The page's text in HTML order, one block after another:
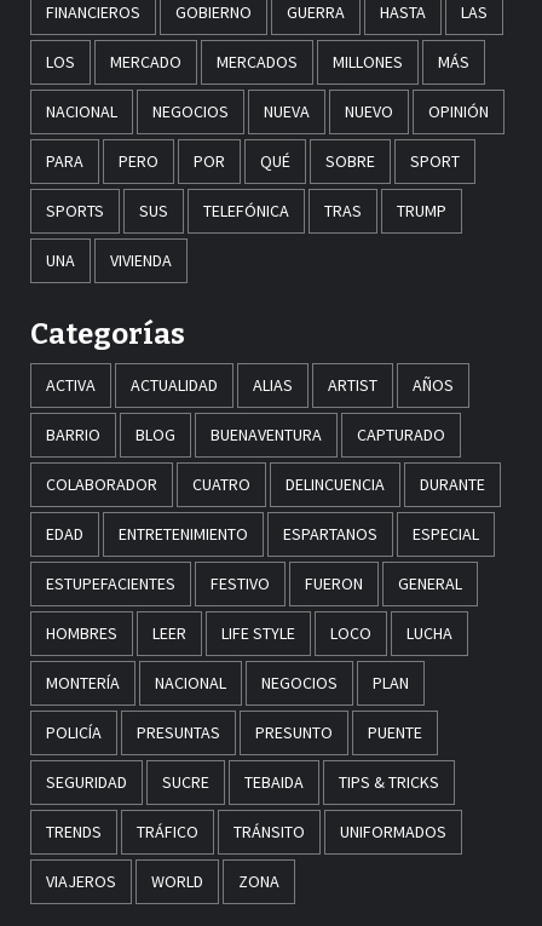
FINANCIEROS GOBIERNO GUERRA HASTA LAS
LOS MERCADO MERCADOS MILLONES MÁS
NACIONAL NEGOCIOS NUEVA NUEVO OPINIÓN
PARA PERO POR QUÉ SOBRE SPORT
SPORTS SUS TELEFÓNICA TRAS TRUMP
UNA VIVIENDA
Categorías
ACTIVA ACTUALIDAD ALIAS ARTIST AÑOS
BARRIO BLOG BUENAVENTURA CAPTURADO
COLABORADOR CUATRO DELINCUENCIA DURANTE
EDAD ENTRETENIMIENTO ESPARTANOS ESPECIAL
ESTUPEFACIENTES FESTIVO FUERON GENERAL
HOMBRES LEER LIFE STYLE LOCO LUCHA
MONTERÍA NACIONAL NEGOCIOS PLAN
POLICÍA PRESUNTAS PRESUNTO PUENTE
SEGURIDAD SUCRE TEBAIDA TIPS & TRICKS
TRENDS TRÁFICO TRÁNSITO UNIFORMADOS
VIAJEROS WORLD ZONA